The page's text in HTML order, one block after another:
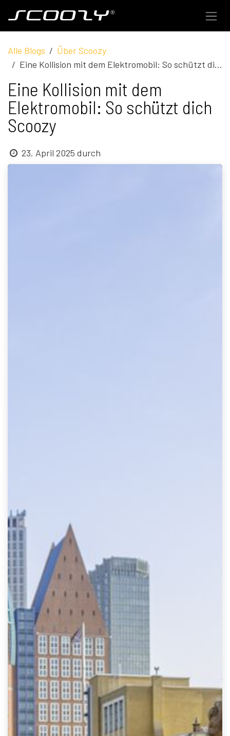
Alle Blogs
Über Scoozy
Eine Kollision mit dem Elektromobil: So schützt dich Scoozy
Eine Kollision mit dem
Elektromobil: So schützt dich
Scoozy
23. April 2025 durch